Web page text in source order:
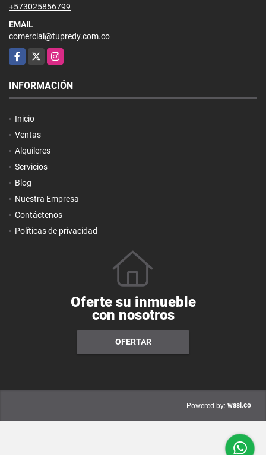
+573025856799
EMAIL
comercial@tupredy.com.co
Facebook
X Instagram
INFORMACIÓN
Inicio
Ventas
Alquileres
Servicios
Blog
Nuestra Empresa
Contáctenos
Políticas de privacidad
Oferte su inmueble
con nosotros
OFERTAR
Powered by: wasi.co